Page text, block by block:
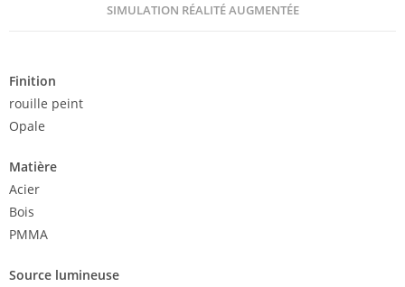
SIMULATION RÉALITÉ AUGMENTÉE
Finition
rouille peint
Opale
Matière
Acier
Bois
PMMA
Source lumineuse